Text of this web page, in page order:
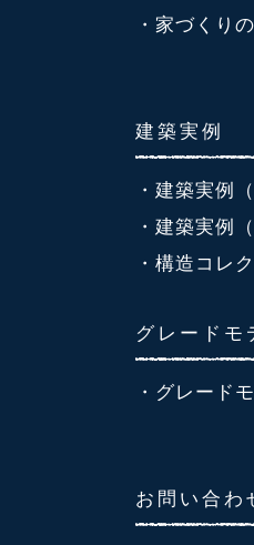
・家づくり
建築実例
・建築実例
・建築実例
・構造コレ
グレードモ
・グレード
お問い合わ